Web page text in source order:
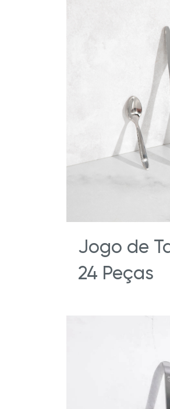
Jogo de
24 Peças